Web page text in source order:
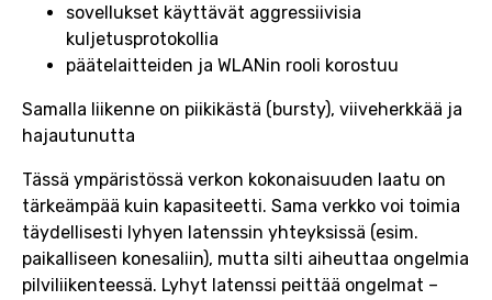
sovellukset käyttävät aggressiivisia
kuljetusprotokollia
päätelaitteiden ja WLANin rooli korostuu
Samalla liikenne on piikikästä (bursty), viiveherkkää ja
hajautunutta
Tässä ympäristössä verkon kokonaisuuden laatu on
tärkeämpää kuin kapasiteetti. Sama verkko voi toimia
täydellisesti lyhyen latenssin yhteyksissä (esim.
paikalliseen konesaliin), mutta silti aiheuttaa ongelmia
pilviliikenteessä. Lyhyt latenssi peittää ongelmat –